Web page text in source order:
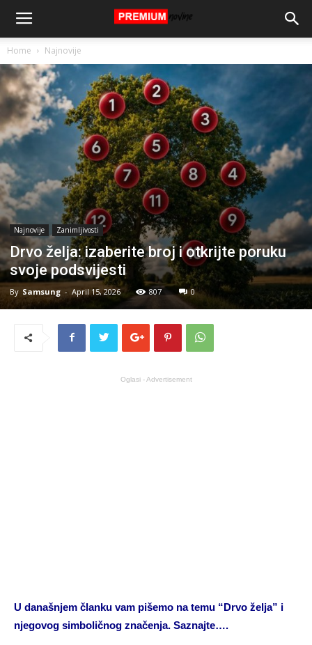
Home Najnovije
Najnovije Zanimljivosti
Drvo želja: izaberite broj i otkrijte poruku
svoje podsvijesti
By Samsung - April 15, 2026 807 0
Oglasi - Advertisement
U današnjem članku vam pišemo na temu “Drvo želja” i
njegovog simboličnog značenja. Saznajte….